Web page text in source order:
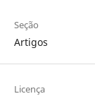
Seção
Artigos
Licença